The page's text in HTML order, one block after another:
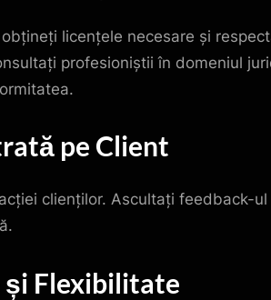
licențele necesare și
profesioniștii în domeniul
pe Client
clienților. Ascultați feedback-ul
Flexibilitate